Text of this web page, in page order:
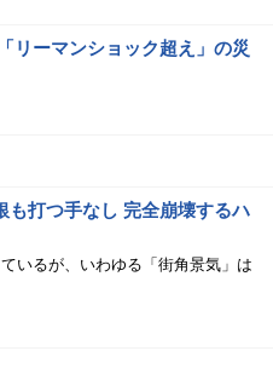
リーマンショック超え」の災
も打つ手なし 完全崩壊するハ
いるが、いわゆる「街角景気」は